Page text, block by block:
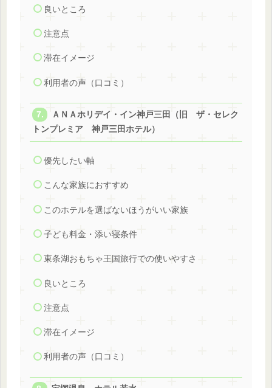
良いところ
注意点
滞在イメージ
利用者の声（口コミ）
ＡＮＡホリデイ・イン神戸三田（旧 ザ・セレク
トンプレミア 神戸三田ホテル）
優先したい軸
こんな家族におすすめ
このホテルを選ばないほうがいい家族
子ども料金・添い寝条件
東条湖おもちゃ王国旅行での使いやすさ
良いところ
注意点
滞在イメージ
利用者の声（口コミ）